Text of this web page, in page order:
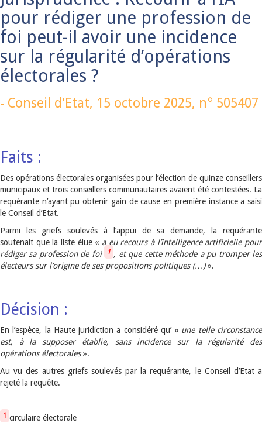
pour rédiger une profession de
foi peut-il avoir une incidence
sur la régularité d’opérations
électorales ?
- Conseil d'Etat, 15 octobre 2025, n° 505407
Faits :
Des opérations électorales organisées pour l’élection de quinze conseillers
municipaux et trois conseillers communautaires avaient été contestées. La
requérante n’ayant pu obtenir gain de cause en première instance a saisi
le Conseil d’Etat.
Parmi les griefs soulevés à l’appui de sa demande, la requérante
soutenait que la liste élue « a eu recours à l’intelligence artificielle pour
rédiger sa profession de foi
1 , et que cette méthode a pu tromper les
électeurs sur l’origine de ses propositions politiques (…)».
Décision :
En l’espèce, la Haute juridiction a considéré qu’ « une telle circonstance
est, à la supposer établie, sans incidence sur la régularité des
opérations électorales».
Au vu des autres griefs soulevés par la requérante, le Conseil d’Etat a
rejeté la requête.
1 circulaire électorale